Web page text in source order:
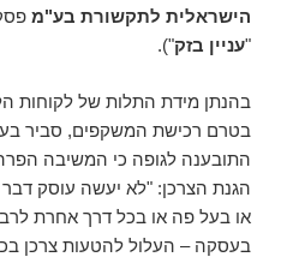
הישראלית לתקשורת בע"מ
"עניין בזק").
בהנתן מידת התלות של לקוחות
בטרם רכישת המשקפים, סביר
הגנת הצרכן: "לא יעשה עוסק
או בעל פה או בכל דרך אחרת
בעסקה – העלול להטעות צרכן